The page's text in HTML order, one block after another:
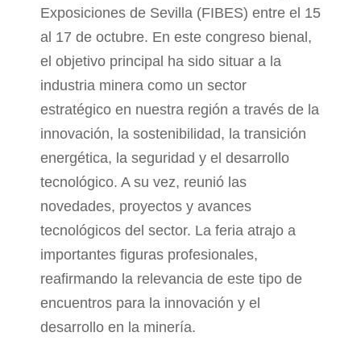
Exposiciones de Sevilla (FIBES) entre el 15
al 17 de octubre. En este congreso bienal,
el objetivo principal ha sido situar a la
industria minera como un sector
estratégico en nuestra región a través de la
innovación, la sostenibilidad, la transición
energética, la seguridad y el desarrollo
tecnológico. A su vez, reunió las
novedades, proyectos y avances
tecnológicos del sector. La feria atrajo a
importantes figuras profesionales,
reafirmando la relevancia de este tipo de
encuentros para la innovación y el
desarrollo en la minería.